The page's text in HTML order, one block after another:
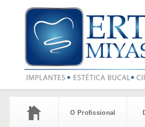
O Profissional